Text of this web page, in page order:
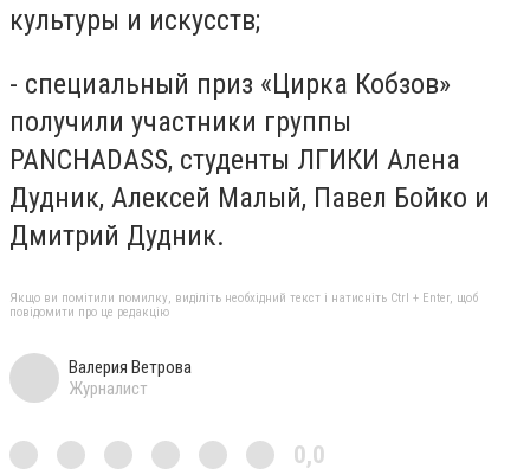
культуры и искусств;
- специальный приз «Цирка Кобзов»
получили участники группы
PANCHADASS, студенты ЛГИКИ Алена
Дудник, Алексей Малый, Павел Бойко и
Дмитрий Дудник.
Якщо ви помітили помилку, виділіть необхідний текст і натисніть Ctrl + Enter, щоб
повідомити про це редакцію
Валерия Ветрова
Журналист
0,0